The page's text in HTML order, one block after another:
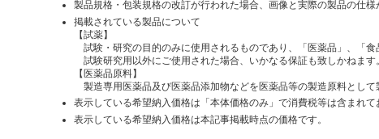
製品規格・包装規格の改訂が行われた場合、画像と実際の製品の仕様
掲載されている製品について
【試薬】
試験・研究の目的のみに使用されるものであり、「医薬品」、「
試験研究用以外にご使用された場合、いかなる保証も致しかねま
【医薬品原料】
製造専用医薬品及び医薬品添加物などを医薬品等の製造原料とし
表示している希望納入価格は「本体価格のみ」で消費税等は含まれて
表示している希望納入価格は本記事掲載時点の価格です。